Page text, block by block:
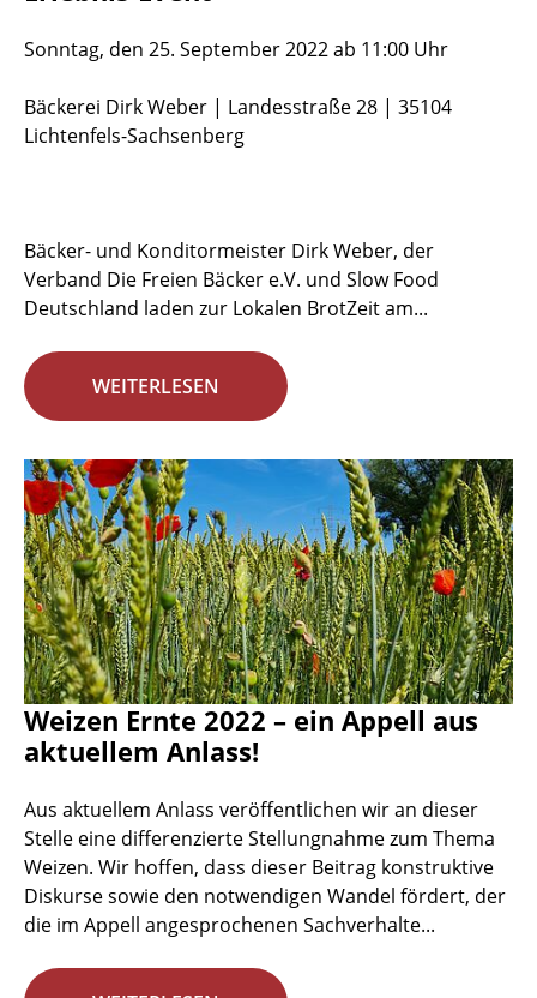
Sonntag, den 25. September 2022 ab 11:00 Uhr
Bäckerei Dirk Weber | Landesstraße 28 | 35104
Lichtenfels-Sachsenberg
Bäcker- und Konditormeister Dirk Weber, der
Verband Die Freien Bäcker e.V. und Slow Food
Deutschland laden zur Lokalen BrotZeit am...
WEITERLESEN
Weizen Ernte 2022 – ein Appell aus
aktuellem Anlass!
Aus aktuellem Anlass veröffentlichen wir an dieser
Stelle eine differenzierte Stellungnahme zum Thema
Weizen. Wir hoffen, dass dieser Beitrag konstruktive
Diskurse sowie den notwendigen Wandel fördert, der
die im Appell angesprochenen Sachverhalte...